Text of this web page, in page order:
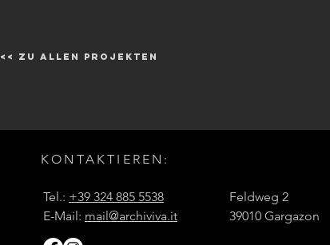
<< zu allen Projekten
KONTAKTIEREN:
Tel.: +39 324 885 5538
E-Mail: mail@archiviva.it
Feldweg 2
39010 Gargazon